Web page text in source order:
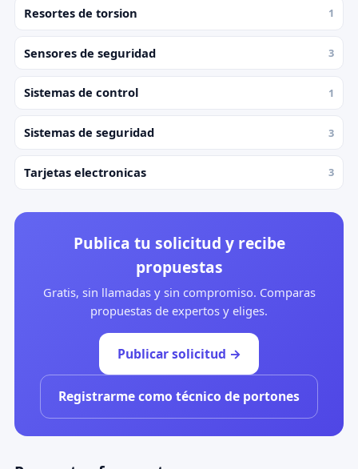
Resortes de torsion 1
Sensores de seguridad 3
Sistemas de control 1
Sistemas de seguridad 3
Tarjetas electronicas 3
Publica tu solicitud y recibe
propuestas
Gratis, sin llamadas y sin compromiso. Comparas
propuestas de expertos y eliges.
Publicar solicitud →
Registrarme como técnico de portones